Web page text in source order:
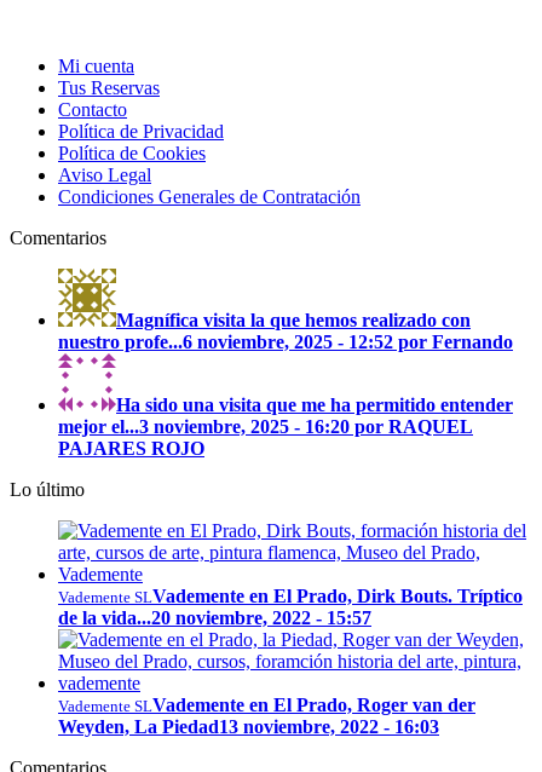
Mi cuenta
Tus Reservas
Contacto
Política de Privacidad
Política de Cookies
Aviso Legal
Condiciones Generales de Contratación
Comentarios
Magnífica visita la que hemos realizado con
nuestro profe...6 noviembre, 2025 - 12:52 por Fernando
Ha sido una visita que me ha permitido entender
mejor el...3 noviembre, 2025 - 16:20 por RAQUEL
PAJARES ROJO
Lo último
Vademente SLVademente en El Prado, Dirk Bouts. Tríptico
de la vida...20 noviembre, 2022 - 15:57
Vademente SLVademente en El Prado, Roger van der
Weyden, La Piedad13 noviembre, 2022 - 16:03
Comentarios